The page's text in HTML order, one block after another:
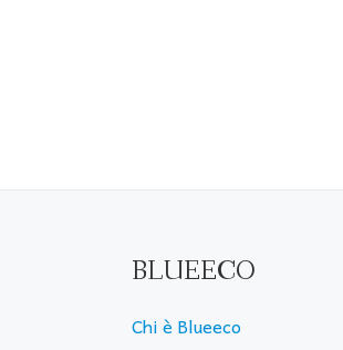
BLUEECO
Chi è Blueeco